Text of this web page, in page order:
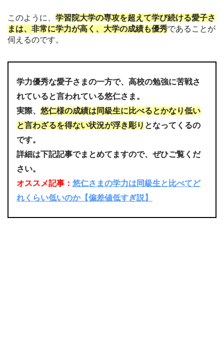
このように、 学習院大学の専攻を超えて学び続ける愛子さ
まは、非常に学力が高く、大学の成績も優秀であることが
伺えるのです。
学力優秀な愛子さまの一方で、高校の勉強に苦戦さ
れていると言われている悠仁さま。
実際、 悠仁様の成績は同級生に比べるとかなり低い
と言わざるを得ない状況が浮き彫り となってくるの
です。
詳細は下記記事でまとめてますので、ぜひご覧くだ
さい。
オススメ記事： 悠仁さまの学力は同級生と比べてど
れくらい低いのか【偏差値低すぎ説】